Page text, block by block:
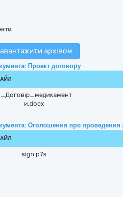
архівом
Проект договору
и.docx
Оголошення про проведення
sign.p7s